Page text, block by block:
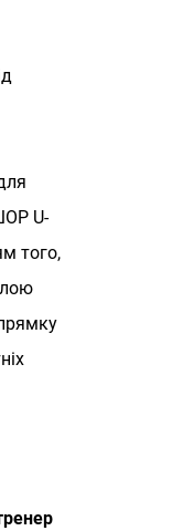
U-
того,